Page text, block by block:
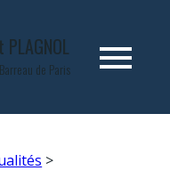
PLAGNOL
de Paris menu
>